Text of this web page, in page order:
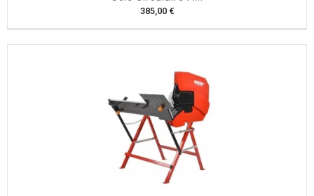
385,00 €P
x